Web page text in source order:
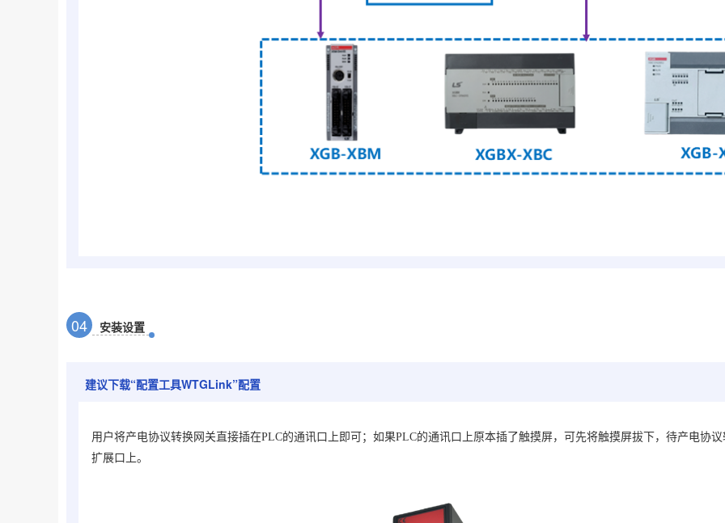
04 安装设置
建议下载“配置工具WTGLink”配置
用户将产电协议转换网关 直接插在PLC的通讯口上即可；如果PLC的通讯口上原本插了触摸屏，可先将触摸屏拔下，待产电协议
扩展口上。